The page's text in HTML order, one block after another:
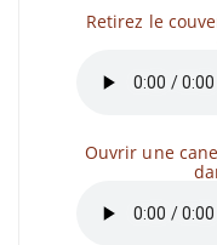
Retirez le
Ouvrir une